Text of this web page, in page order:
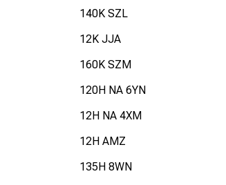
140K SZL
12K JJA
160K SZM
120H NA 6YN
12H NA 4XM
12H AMZ
135H 8WN